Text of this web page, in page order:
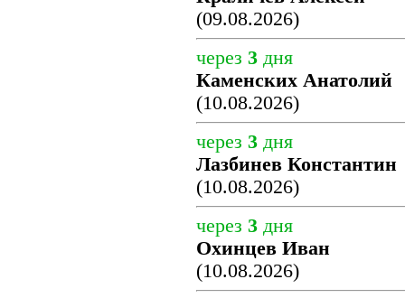
(09.08.2026)
через 3 дня
Каменских Анатолий
(10.08.2026)
через 3 дня
Лазбинев Константин
(10.08.2026)
через 3 дня
Охинцев Иван
(10.08.2026)